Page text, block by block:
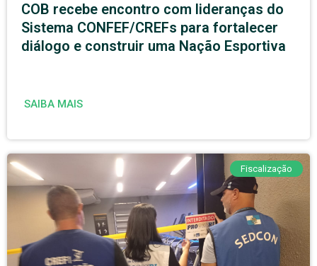
COB recebe encontro com lideranças do
Sistema CONFEF/CREFs para fortalecer
diálogo e construir uma Nação Esportiva
SAIBA MAIS
Fiscalização